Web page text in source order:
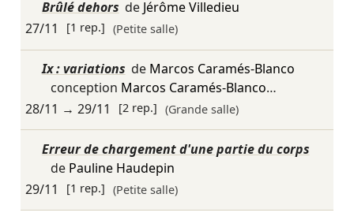
Brûlé dehors de Jérôme Villedieu
27/11
[1 rep.] (Petite salle)
Ix : variations de Marcos Caramés-Blanco
conception Marcos Caramés-Blanco…
28/11 → 29/11 [2 rep.] (Grande salle)
Erreur de chargement d'une partie du corps
de Pauline Haudepin
29/11
[1 rep.] (Petite salle)